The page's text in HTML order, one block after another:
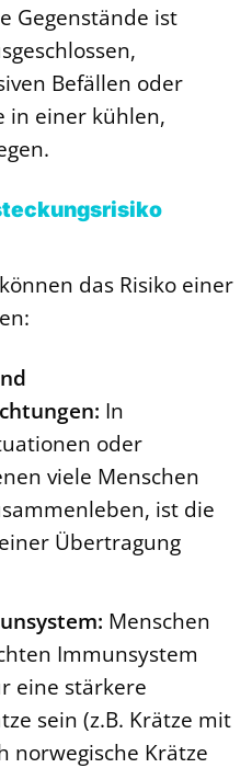
Gegenstände ist
Befällen oder
in einer kühlen,
das Risiko einer
In
oder
viele Menschen
ist die
Übertragung
Menschen
Immunsystem
eine stärkere
sein (z.B. Krätze mit
norwegische Krätze